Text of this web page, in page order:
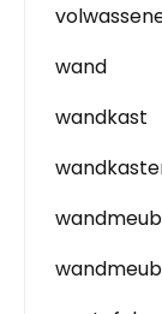
wand
wandkast